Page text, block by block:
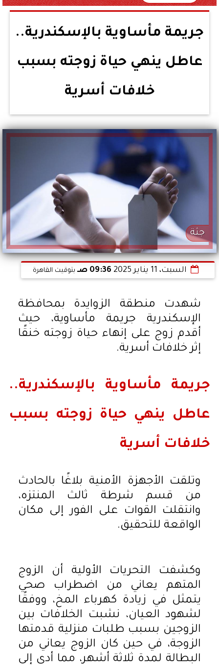
جريمة مأساوية بالإسكندرية..
عاطل ينهي حياة زوجته بسبب
خلافات أسرية
جثة
السبت، 11 يناير 2025 09:36 صـ بتوقيت القاهرة
شهدت منطقة الزوايدة بمحافظة
الإسكندرية جريمة مأساوية، حيث
أقدم زوج على إنهاء حياة زوجته خنقًا
إثر خلافات أسرية.
جريمة مأساوية بالإسكندرية..
عاطل ينهي حياة زوجته بسبب
خلافات أسرية
وتلقت الأجهزة الأمنية بلاغًا بالحادث
من قسم شرطة ثالث المنتزه،
وانتقلت القوات على الفور إلى مكان
الواقعة للتحقيق.
وكشفت التحريات الأولية أن الزوج
المتهم يعاني من اضطراب صحي
يتمثل في زيادة كهرباء المخ، ووفقًا
لشهود العيان، نشبت الخلافات بين
الزوجين بسبب طلبات منزلية قدمتها
الزوجة، في حين كان الزوج يعاني من
البطالة لمدة ثلاثة أشهر، مما أدى إلى